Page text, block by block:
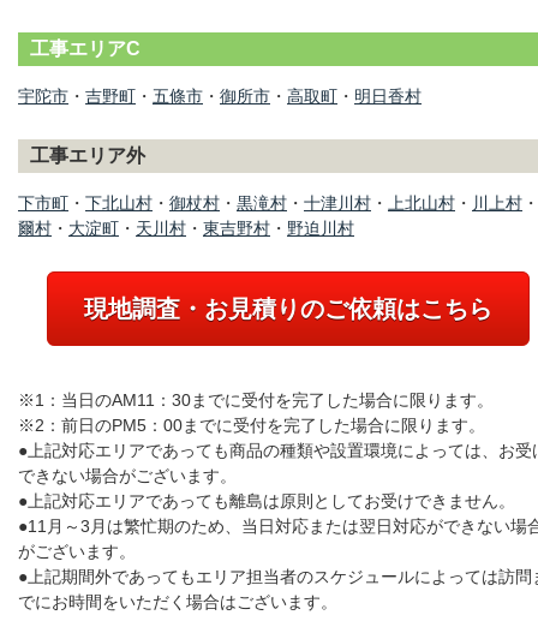
工事エリアC
宇陀市 ・ 吉野町 ・ 五條市 ・ 御所市 ・ 高取町 ・ 明日香村
工事エリア外
下市町 ・ 下北山村 ・ 御杖村 ・ 黒滝村 ・ 十津川村 ・ 上北山村 ・ 川上村 ・
爾村 ・ 大淀町 ・ 天川村 ・ 東吉野村 ・ 野迫川村
現地調査・お見積りのご依頼はこちら
※1：当日のAM11：30までに受付を完了した場合に限ります。
※2：前日のPM5：00までに受付を完了した場合に限ります。
●上記対応エリアであっても商品の種類や設置環境によっては、お受
できない場合がございます。
●上記対応エリアであっても離島は原則としてお受けできません。
●11月～3月は繁忙期のため、当日対応または翌日対応ができない場
がございます。
●上記期間外であってもエリア担当者のスケジュールによっては訪問
でにお時間をいただく場合はございます。